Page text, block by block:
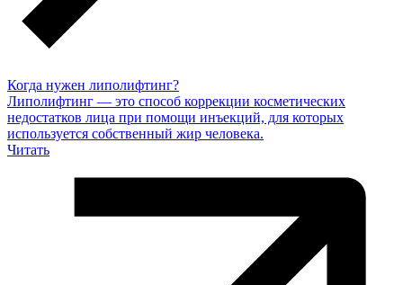
Когда нужен липолифтинг?
Липолифтинг — это способ коррекции косметических
недостатков лица при помощи инъекций, для которых
используется собственный жир человека.
Читать